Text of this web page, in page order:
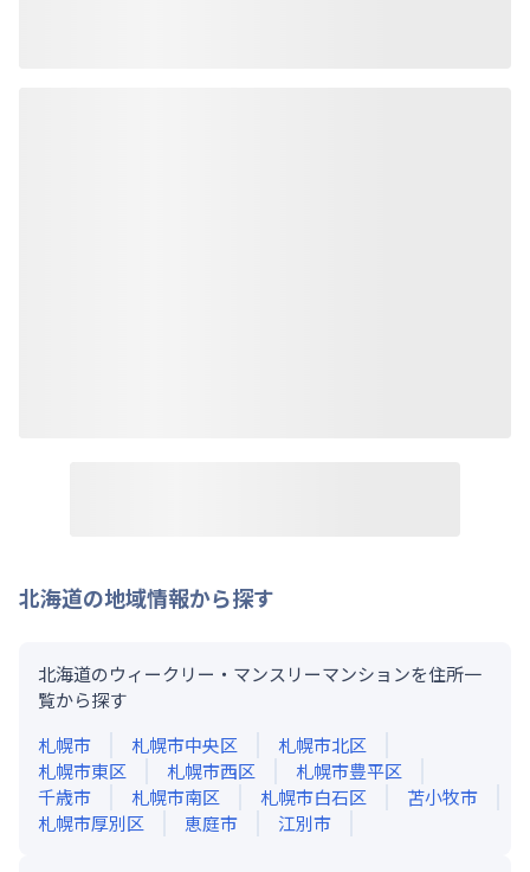
北海道の地域情報から探す
北海道のウィークリー・マンスリーマンションを住所一
覧から探す
札幌市
札幌市中央区
札幌市北区
札幌市東区
札幌市西区
札幌市豊平区
千歳市
札幌市南区 札幌市白石区
苫小牧市
札幌市厚別区
恵庭市 江別市